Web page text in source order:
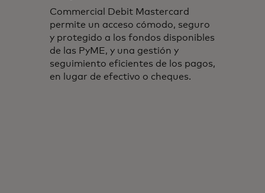
Commercial Debit Mastercard
permite un acceso cómodo, seguro
y protegido a los fondos disponibles
de las PyME, y una gestión y
seguimiento eficientes de los pagos,
en lugar de efectivo o cheques.